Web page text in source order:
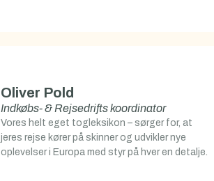
Oliver Pold
Indkøbs- & Rejsedrifts koordinator
Vores helt eget togleksikon – sørger for, at
jeres rejse kører på skinner og udvikler nye
oplevelser i Europa med styr på hver en detalje.